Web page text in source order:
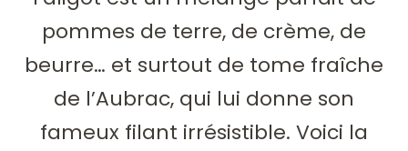
pommes de terre, de crème, de
beurre… et surtout de tome fraîche
de l’Aubrac, qui lui donne son
fameux filant irrésistible. Voici la